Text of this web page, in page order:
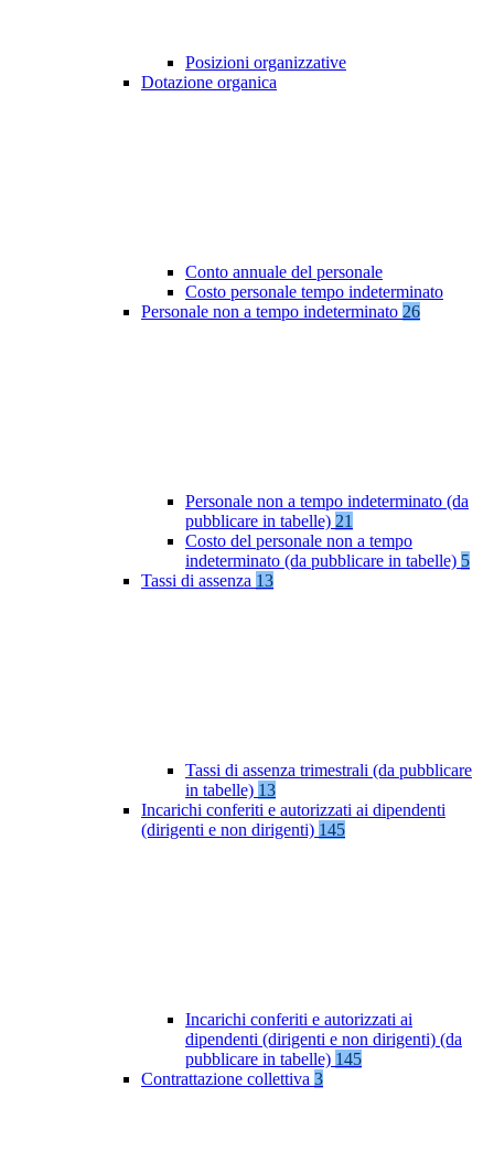
Posizioni organizzative
Dotazione organica
Conto annuale del personale
Costo personale tempo indeterminato
Personale non a tempo indeterminato 26
Personale non a tempo indeterminato (da
pubblicare in tabelle) 21
Costo del personale non a tempo
indeterminato (da pubblicare in tabelle) 5
Tassi di assenza 13
Tassi di assenza trimestrali (da pubblicare
in tabelle) 13
Incarichi conferiti e autorizzati ai dipendenti
(dirigenti e non dirigenti) 145
Incarichi conferiti e autorizzati ai
dipendenti (dirigenti e non dirigenti) (da
pubblicare in tabelle) 145
Contrattazione collettiva 3